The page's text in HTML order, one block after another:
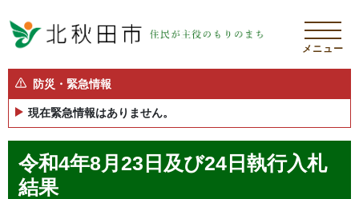
メニュー
防災・緊急情報
現在緊急情報はありません。
令和4年8月23日及び24日執行入札
結果